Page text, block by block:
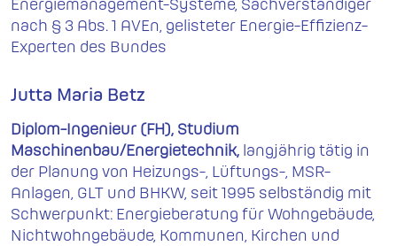
Energiemanagement-Systeme, Sachverständiger
nach § 3 Abs. 1 AVEn, gelisteter Energie-Effizienz-
Experten des Bundes
Jutta Maria Betz
Diplom-Ingenieur (FH), Studium
Maschinenbau/Energietechnik, langjährig tätig in
der Planung von Heizungs-, Lüftungs-, MSR-
Anlagen, GLT und BHKW, seit 1995 selbständig mit
Schwerpunkt: Energieberatung für Wohngebäude,
Nichtwohngebäude, Kommunen, Kirchen und